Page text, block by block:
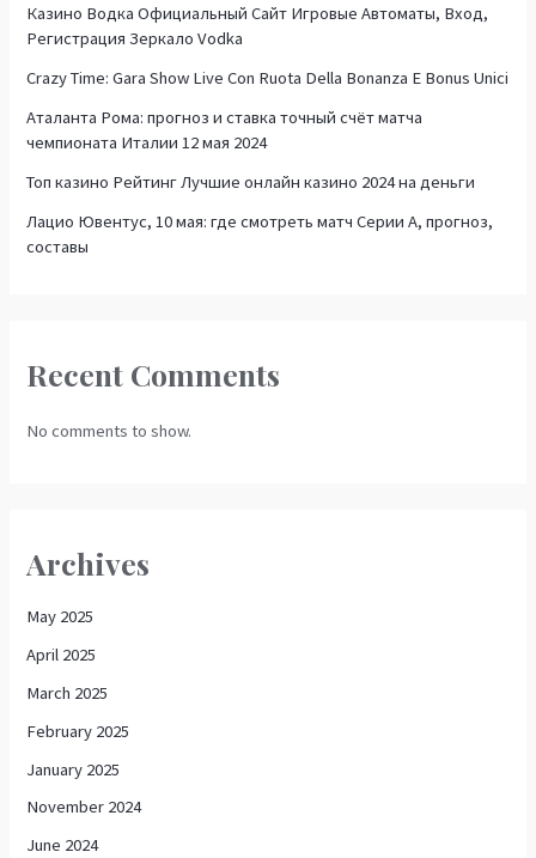
Казино Водка Официальный Сайт Игровые Автоматы, Вход,
Регистрация Зеркало Vodka
Crazy Time: Gara Show Live Con Ruota Della Bonanza E Bonus Unici
Аталанта Рома: прогноз и ставка точный счёт матча
чемпионата Италии 12 мая 2024
Топ казино Рейтинг Лучшие онлайн казино 2024 на деньги
Лацио Ювентус, 10 мая: где смотреть матч Серии А, прогноз,
составы
Recent Comments
No comments to show.
Archives
May 2025
April 2025
March 2025
February 2025
January 2025
November 2024
June 2024